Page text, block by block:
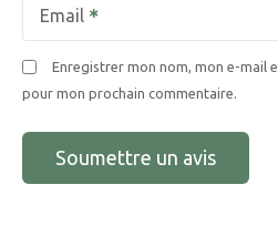
Email
Enregistrer mon nom, mon e-mail
pour mon prochain commentaire.